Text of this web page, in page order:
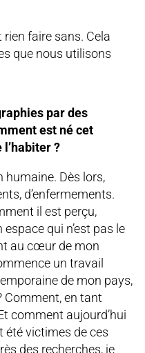
faire sans. Cela
que nous utilisons
par des
est né cet
?
Dès lors,
d’enfermements.
il est perçu,
qui n’est pas le
au cœur de mon
un travail
de mon pays,
Comment, en tant
comment aujourd’hui
été victimes de ces
des recherches, je